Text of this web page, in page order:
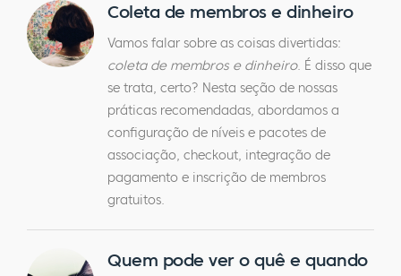
Coleta de membros e dinheiro
Vamos falar sobre as coisas divertidas:
coleta de membros e dinheiro. É disso que
se trata, certo? Nesta seção de nossas
práticas recomendadas, abordamos a
configuração de níveis e pacotes de
associação, checkout, integração de
pagamento e inscrição de membros
gratuitos.
Quem pode ver o quê e quando